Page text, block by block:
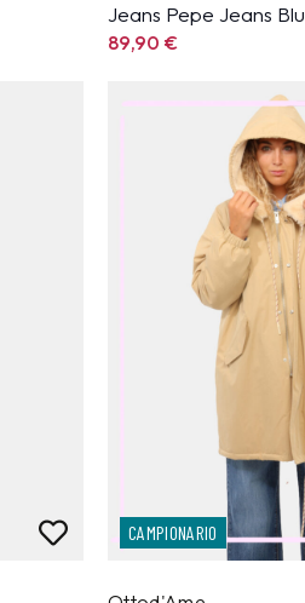
Jeans Pepe Jeans Blu
89,90€
CAMPIONARIO